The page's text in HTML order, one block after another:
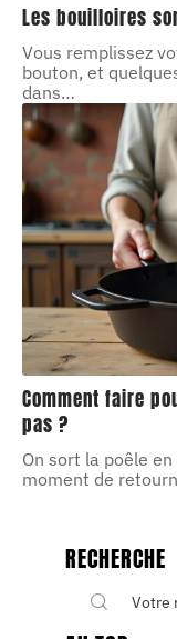
Les bouilloires
Vous remplissez
bouton, et
dans…
Comment faire
pas ?
On sort la poêle
moment de
RECHERCHE